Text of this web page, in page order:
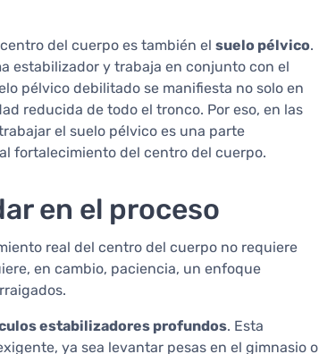
del cuerpo es también el suelo pélvico.
estabilizador y trabaja en conjunto con el
pélvico debilitado se manifiesta no solo en
reducida de todo el tronco. Por eso, en las
el suelo pélvico es una parte
fortalecimiento del centro del cuerpo.
en el proceso
real del centro del cuerpo no requiere
en cambio, paciencia, un enfoque
estabilizadores profundos. Esta
ya sea levantar pesas en el gimnasio o